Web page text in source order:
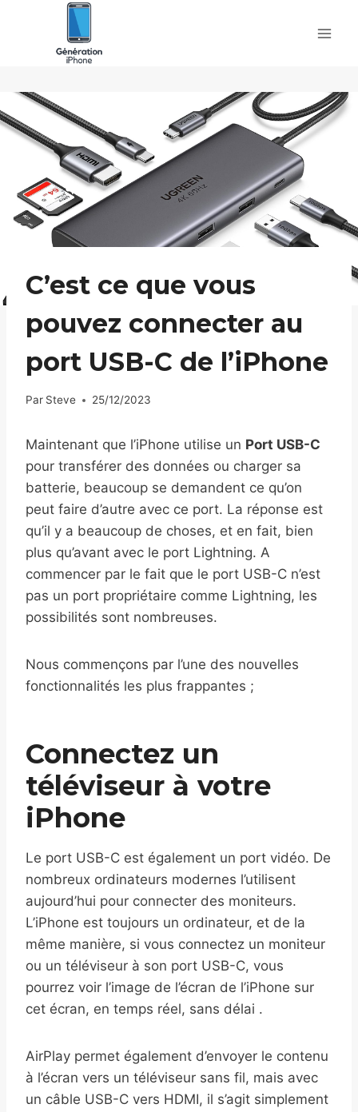
C’est ce que vous
pouvez connecter au
port USB-C de l’iPhone
Par Steve 25/12/2023
Maintenant que l’iPhone utilise un Port USB-C
pour transférer des données ou charger sa
batterie, beaucoup se demandent ce qu’on
peut faire d’autre avec ce port. La réponse est
qu’il y a beaucoup de choses, et en fait, bien
plus qu’avant avec le port Lightning. A
commencer par le fait que le port USB-C n’est
pas un port propriétaire comme Lightning, les
possibilités sont nombreuses.
Nous commençons par l’une des nouvelles
fonctionnalités les plus frappantes ;
Connectez un
téléviseur à votre
iPhone
Le port USB-C est également un port vidéo. De
nombreux ordinateurs modernes l’utilisent
aujourd’hui pour connecter des moniteurs.
L’iPhone est toujours un ordinateur, et de la
même manière, si vous connectez un moniteur
ou un téléviseur à son port USB-C, vous
pourrez voir l’image de l’écran de l’iPhone sur
cet écran, en temps réel, sans délai .
AirPlay permet également d’envoyer le contenu
à l’écran vers un téléviseur sans fil, mais avec
un câble USB-C vers HDMI, il s’agit simplement